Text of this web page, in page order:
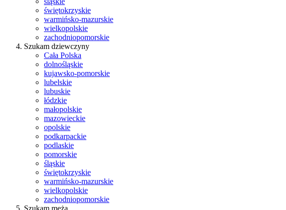
świętokrzyskie
warmińsko-mazurskie
wielkopolskie
zachodniopomorskie
Szukam dziewczyny
Cała Polska
dolnośląskie
kujawsko-pomorskie
lubelskie
lubuskie
łódzkie
małopolskie
mazowieckie
opolskie
podkarpackie
podlaskie
pomorskie
śląskie
świętokrzyskie
warmińsko-mazurskie
wielkopolskie
zachodniopomorskie
Szukam męża